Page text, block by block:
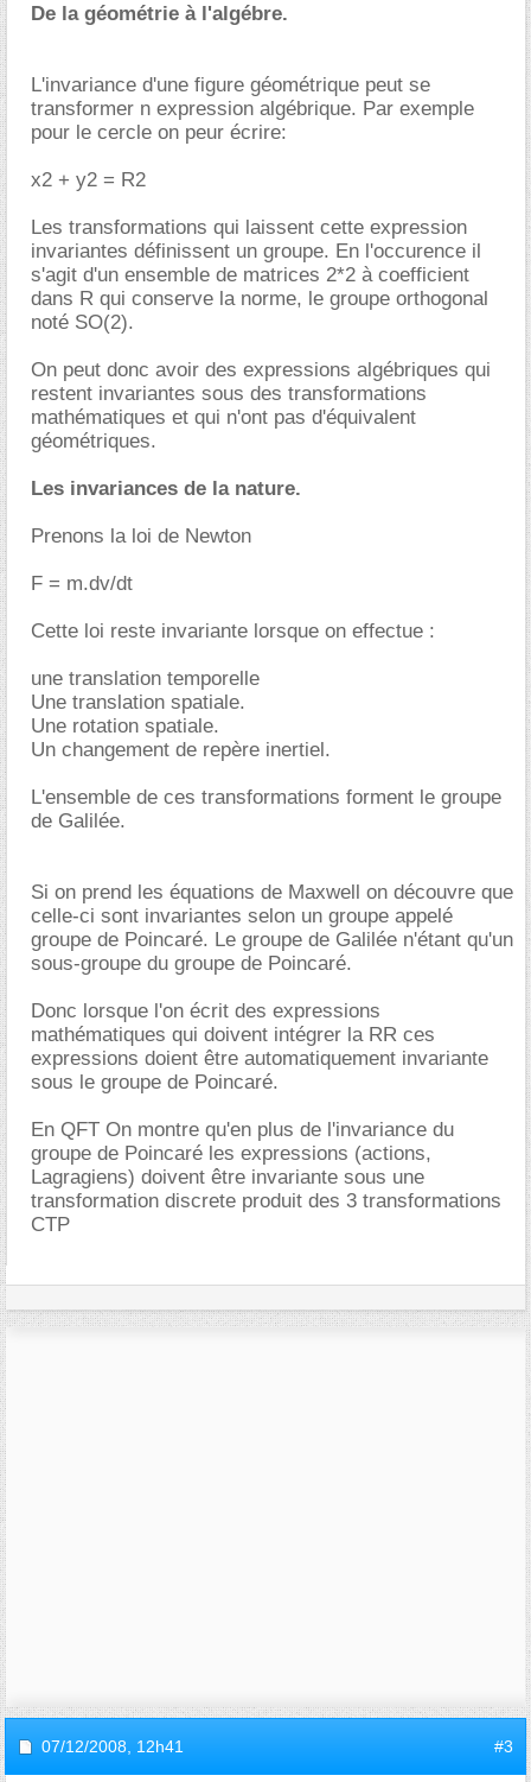
De la géométrie à l'algébre.
L'invariance d'une figure géométrique peut se
transformer n expression algébrique. Par exemple
pour le cercle on peur écrire:
x2 + y2 = R2
Les transformations qui laissent cette expression
invariantes définissent un groupe. En l'occurence il
s'agit d'un ensemble de matrices 2*2 à coefficient
dans R qui conserve la norme, le groupe orthogonal
noté SO(2).
On peut donc avoir des expressions algébriques qui
restent invariantes sous des transformations
mathématiques et qui n'ont pas d'équivalent
géométriques.
Les invariances de la nature.
Prenons la loi de Newton
F = m.dv/dt
Cette loi reste invariante lorsque on effectue :
une translation temporelle
Une translation spatiale.
Une rotation spatiale.
Un changement de repère inertiel.
L'ensemble de ces transformations forment le groupe
de Galilée.
Si on prend les équations de Maxwell on découvre que
celle-ci sont invariantes selon un groupe appelé
groupe de Poincaré. Le groupe de Galilée n'étant qu'un
sous-groupe du groupe de Poincaré.
Donc lorsque l'on écrit des expressions
mathématiques qui doivent intégrer la RR ces
expressions doient être automatiquement invariante
sous le groupe de Poincaré.
En QFT On montre qu'en plus de l'invariance du
groupe de Poincaré les expressions (actions,
Lagragiens) doivent être invariante sous une
transformation discrete produit des 3 transformations
CTP
07/12/2008, 12h41 #3